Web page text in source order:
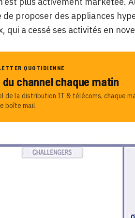
de proposer des appliances
qui a cessé ses activités en
QUOTIDIENNE
channel chaque matin
de la distribution IT & télécoms, chaque
boîte mail.